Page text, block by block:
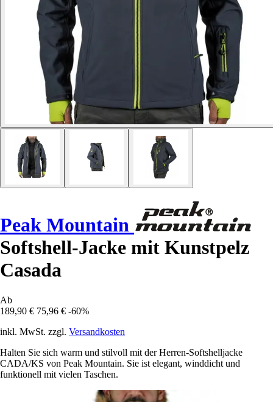
Peak Mountain
Softshell-Jacke mit Kunstpelz
Casada
Ab
189,90 € 75,96 € -60%
inkl. MwSt. zzgl. Versandkosten
Halten Sie sich warm und stilvoll mit der Herren-Softshelljacke
CADA/KS von Peak Mountain. Sie ist elegant, winddicht und
funktionell mit vielen Taschen.